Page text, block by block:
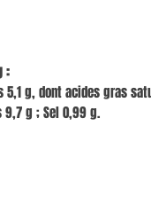
:
g, dont acides gras
9,7 g ; Sel 0,99 g.